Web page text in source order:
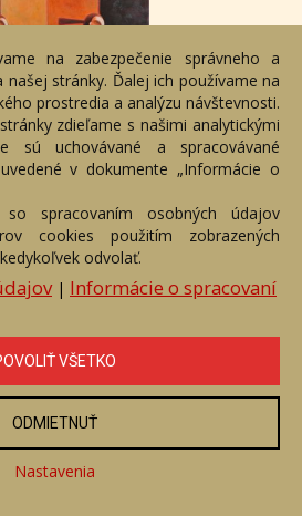
plavba
položky: 143643
Cena:2 600 €
ZOBRAZIŤ
na zabezpečenie správneho a
stránky. Ďalej ich používame na
prostredia a analýzu návštevnosti.
zdieľame s našimi analytickými
sú uchovávané a spracovávané
v dokumente „Informácie o
spracovaním osobných údajov
cookies použitím zobrazených
odvolať.
| Informácie o spracovaní
VŠETKO
ODMIETNUŤ
Nastavenia